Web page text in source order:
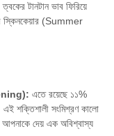
টানটান ভাব ফিরিয়ে
স্কিনকেয়ার (Summer
এতে রয়েছে ১১%
এই শক্তিশালী সংমিশ্রণ কালো
আপনাকে দেয় এক অবিশ্বাস্য